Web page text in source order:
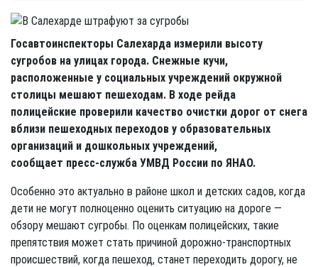
Госавтоинспекторы Салехарда измерили высоту
сугробов на улицах города. Снежные кучи,
расположенные у социальных учреждений окружной
столицы мешают пешеходам. В ходе рейда
полицейские проверили качество очистки дорог от снега
вблизи пешеходных переходов у образовательных
организаций и дошкольных учреждений,
сообщает пресс-служба УМВД России по ЯНАО.
Особенно это актуально в районе школ и детских садов, когда
дети не могут полноценно оценить ситуацию на дороге —
обзору мешают сугробы. По оценкам полицейских, такие
препятствия может стать причиной дорожно-транспортных
происшествий, когда пешеход, станет переходить дорогу, не